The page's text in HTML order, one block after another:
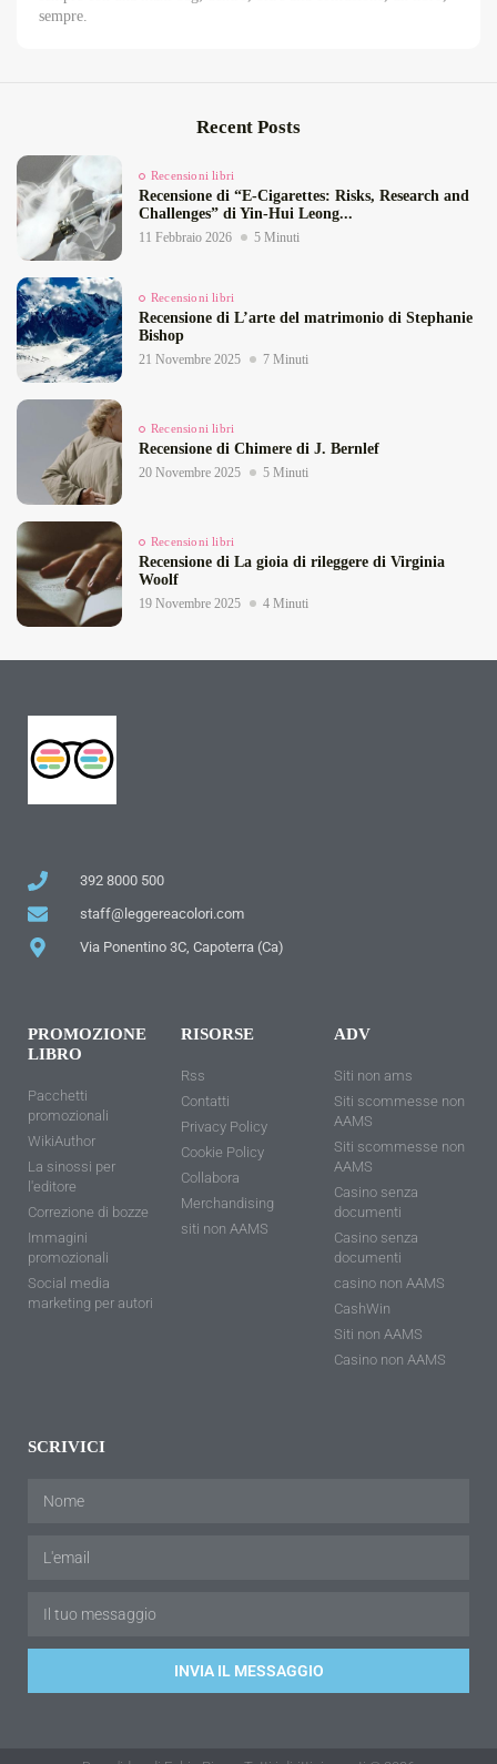
sempre.
Recent Posts
Recensioni libri
Recensione di “E‑Cigarettes: Risks, Research and
Challenges” di Yin‑Hui Leong...
11 Febbraio 2026 5 Minuti
Recensioni libri
Recensione di L’arte del matrimonio di Stephanie
Bishop
21 Novembre 2025 7 Minuti
Recensioni libri
Recensione di Chimere di J. Bernlef
20 Novembre 2025 5 Minuti
Recensioni libri
Recensione di La gioia di rileggere di Virginia
Woolf
19 Novembre 2025 4 Minuti
392 8000 500
staff@leggereacolori.com
Via Ponentino 3C, Capoterra (Ca)
PROMOZIONE
LIBRO
Pacchetti
promozionali
WikiAuthor
La sinossi per
l'editore
Correzione di bozze
Immagini
promozionali
Social media
marketing per autori
RISORSE
Rss
Contatti
Privacy Policy
Cookie Policy
Collabora
Merchandising
siti non AAMS
ADV
Siti non ams
Siti scommesse non
AAMS
Siti scommesse non
AAMS
Casino senza
documenti
Casino senza
documenti
casino non AAMS
CashWin
Siti non AAMS
Casino non AAMS
SCRIVICI
INVIA IL MESSAGGIO